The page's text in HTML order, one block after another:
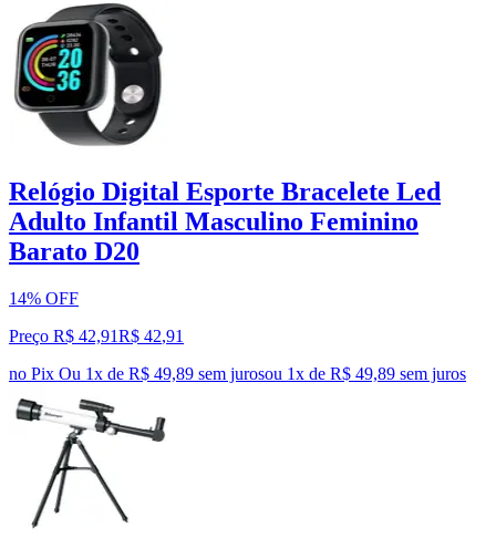
Relógio Digital Esporte Bracelete Led
Adulto Infantil Masculino Feminino
Barato D20
14% OFF
Preço R$ 42,91R$ 42,91
no Pix Ou 1x de R$ 49,89 sem jurosou 1x de R$ 49,89 sem juros